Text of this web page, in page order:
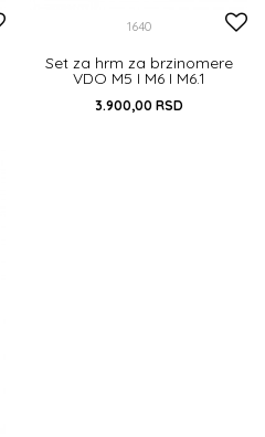
1640
Set za hrm za brzinomere
VDO M5 I M6 I M6.1
3.900,00 RSD